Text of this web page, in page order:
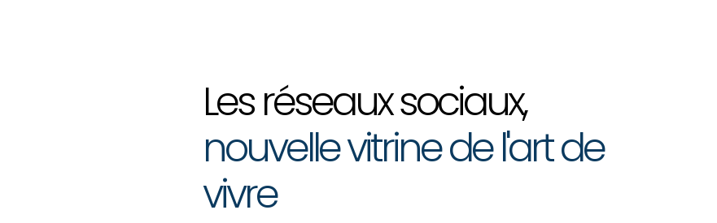
Les réseaux sociaux,
nouvelle vitrine de l'art de
vivre